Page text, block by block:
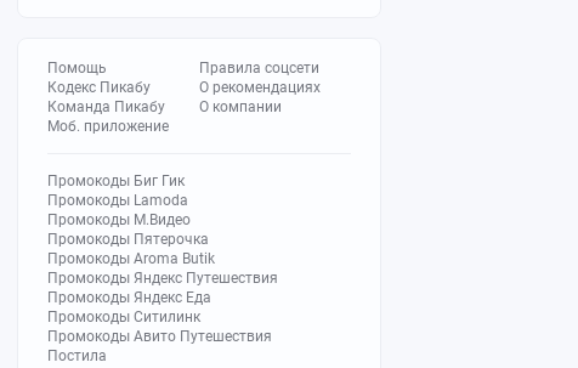
Помощь
Кодекс Пикабу
Команда Пикабу
Моб. приложение
Правила соцсети
О рекомендациях
О компании
Промокоды Биг Гик
Промокоды Lamoda
Промокоды М.Видео
Промокоды Пятерочка
Промокоды Aroma Butik
Промокоды Яндекс Путешествия
Промокоды Яндекс Еда
Промокоды Ситилинк
Промокоды Авито Путешествия
Постила